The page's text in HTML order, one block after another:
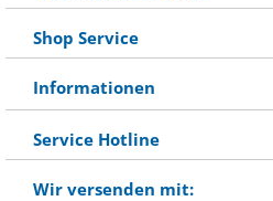
Shop Service
Informationen
Service Hotline
Wir versenden mit: